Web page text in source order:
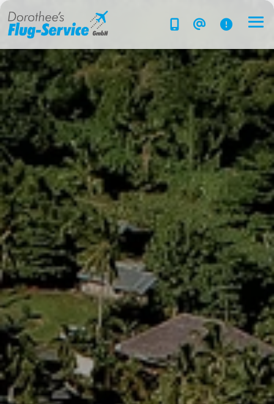
Flug-Service
Südsee
Inselparadiese
Weltweit
Kreuzfahrten
Hotels
Reise planen
System